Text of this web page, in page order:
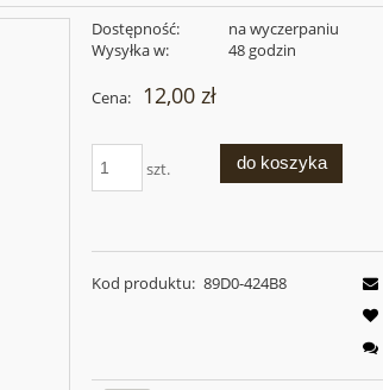
Dostępność:
na wyczerpaniu
Wysyłka w:
48 godzin
Cena: 12,00 zł
szt. do koszyka
Kod produktu: 89D0-424B8